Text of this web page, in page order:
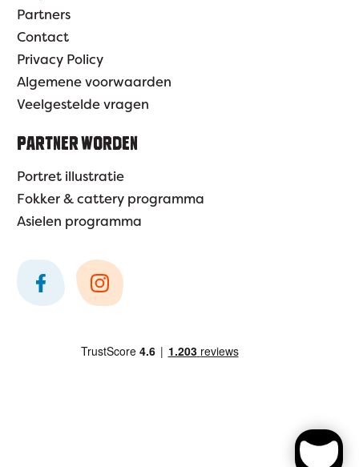
Partners
Contact
Privacy Policy
Algemene voorwaarden
Veelgestelde vragen
PARTNER WORDEN
Portret illustratie
Fokker & cattery programma
Asielen programma